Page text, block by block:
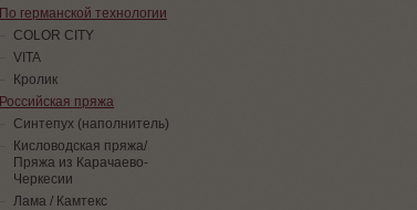
По германской технологии
COLOR CITY
VITA
Кролик
Российская пряжа
Синтепух (наполнитель)
Кисловодская пряжа/
Пряжа из Карачаево-
Черкесии
Лама / Камтекс